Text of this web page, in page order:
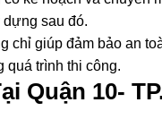
vị phá dỡ nhà cũ, gia
kế hoạch chi tiết, mà
kế hoạch và chuyên
sau đó.
giúp đảm bảo an
trình thi công.